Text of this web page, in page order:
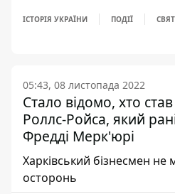
ІСТОРІЯ УКРАЇНИ ПОДІЇ
05:43, 08 листопада 2022
Стало відомо, хто
Роллс-Ройса, який
Фредді Мерк'юрі
Харківський бізнесмен
осторонь